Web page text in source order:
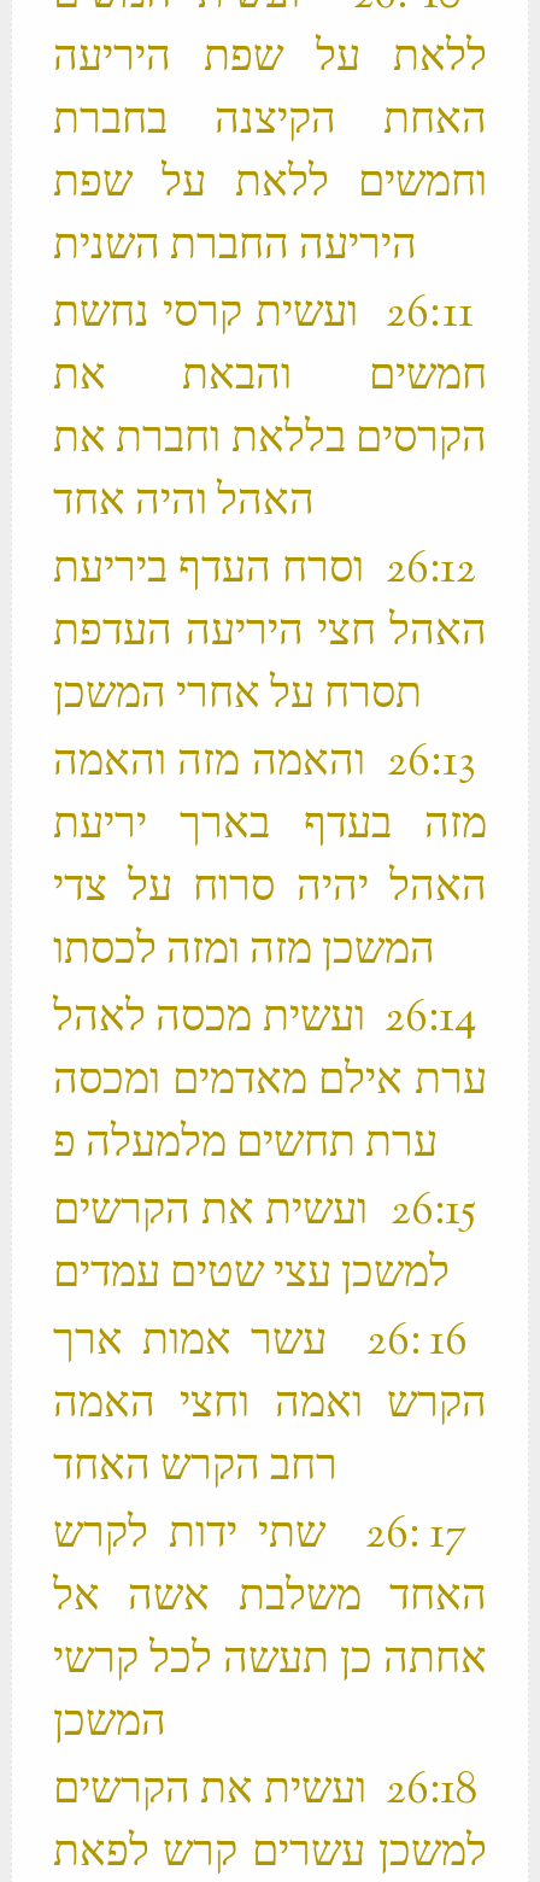
ללאת על שפת היריעה
האחת הקיצנה בחברת
וחמשים ללאת על שפת
‫ 11 ׃26 ועשית קרסי נחשת
חמשים והבאת את
הקרסים בללאת וחברת את
‫ 12 ׃26 וסרח העדף ביריעת
האהל חצי היריעה העדפת
‫ 13 ׃26 והאמה מזה והאמה
מזה בעדף בארך יריעת
האהל יהיה סרוח על צדי
‫ 14 ׃26 ועשית מכסה לאהל
ערת אילם מאדמים ומכסה
‫ 15 ׃26 ועשית את הקרשים
‫ 16 ׃26 עשר אמות ארך
הקרש ואמה וחצי האמה
‫ 17 ׃26 שתי ידות לקרש
האחד משלבת אשה אל
אחתה כן תעשה לכל קרשי
‫ 18 ׃26 ועשית את הקרשים
למשכן עשרים קרש לפאת